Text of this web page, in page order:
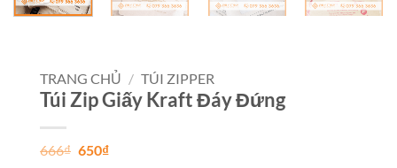
TRANG CHỦ / TÚI ZIPPER
Túi Zip Giấy Kraft Đáy Đứng
666₫ Giá
650₫Giá